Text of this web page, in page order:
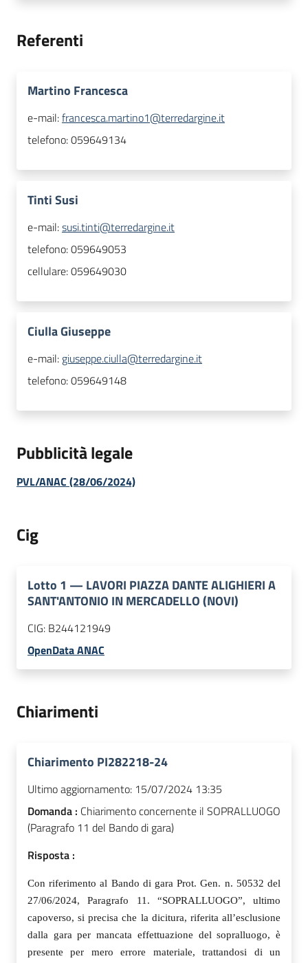
Referenti
Martino Francesca
e-mail:francesca.martino1@terredargine.it
telefono:059649134
Tinti Susi
e-mail:susi.tinti@terredargine.it
telefono:059649053
cellulare:059649030
Ciulla Giuseppe
e-mail: giuseppe.ciulla@terredargine.it
telefono:059649148
Pubblicità legale
PVL/ANAC (28/06/2024)
Cig
Lotto 1 — LAVORI PIAZZA DANTE ALIGHIERI A
SANT'ANTONIO IN MERCADELLO (NOVI)
CIG: B244121949
OpenData ANAC
Chiarimenti
Chiarimento PI282218-24
Ultimo aggiornamento: 15/07/2024 13:35
Domanda : Chiarimento concernente il SOPRALLUOGO
(Paragrafo 11 del Bando di gara)
Risposta :
Con riferimento al Bando di gara Prot. Gen. n. 50532 del
27/06/2024, Paragrafo 11. “SOPRALLUOGO”, ultimo
capoverso, si precisa che la dicitura, riferita all’esclusione
dalla gara per mancata effettuazione del sopralluogo, è
presente per mero errore materiale, trattandosi di un